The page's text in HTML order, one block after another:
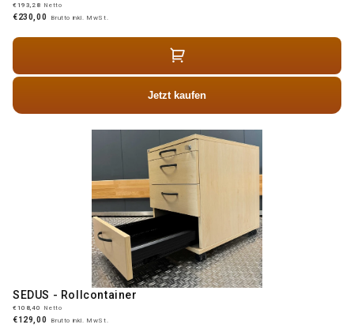
€193,28 Netto
€230,00 Brutto inkl. MwSt.
Jetzt kaufen
SEDUS - Rollcontainer
€108,40 Netto
€129,00 Brutto inkl. MwSt.